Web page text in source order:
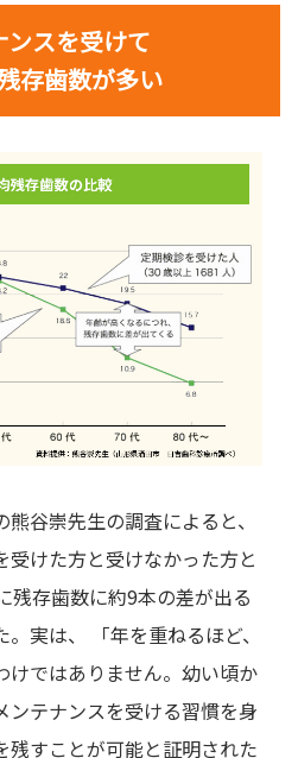
ンスを受けて
存歯数が多い
谷崇先生の調査によると、
受けた方と受けなかった方と
残存歯数に約9本の差が出る
実は、 「年を重ねるほど、
けではありません。幼い頃か
ンテナンスを受ける習慣を身
残すことが可能と証明された